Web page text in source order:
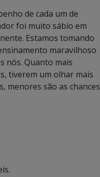
de cada um de
foi muito sábio em
Estamos tomando
maravilhoso
nós. Quanto mais
tiverem um olhar mais
menores são as chances